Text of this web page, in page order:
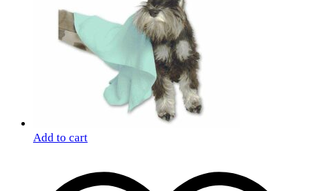
Add to cart